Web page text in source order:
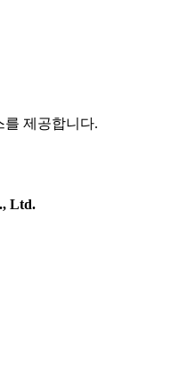
를 제공합니다.
Ltd.